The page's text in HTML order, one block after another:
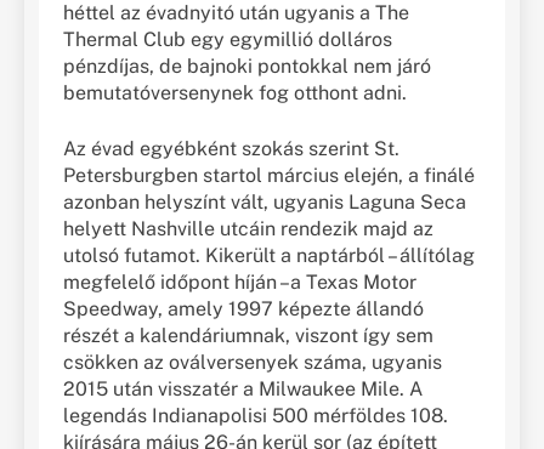
héttel az évadnyitó után ugyanis a The
Thermal Club egy egymillió dolláros
pénzdíjas, de bajnoki pontokkal nem járó
bemutatóversenynek fog otthont adni.
Az évad egyébként szokás szerint St.
Petersburgben startol március elején, a finálé
azonban helyszínt vált, ugyanis Laguna Seca
helyett Nashville utcáin rendezik majd az
utolsó futamot. Kikerült a naptárból – állítólag
megfelelő időpont híján –a Texas Motor
Speedway, amely 1997 képezte állandó
részét a kalendáriumnak, viszont így sem
csökken az oválversenyek száma, ugyanis
2015 után visszatér a Milwaukee Mile. A
legendás Indianapolisi 500 mérföldes 108.
kiírására május 26-án kerül sor (az épített